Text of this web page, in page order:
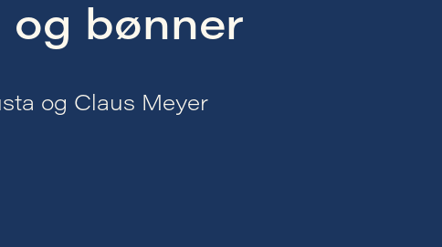
og bønner
og Claus Meyer